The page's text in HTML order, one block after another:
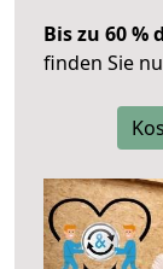
Bis zu 60 %
finden Sie